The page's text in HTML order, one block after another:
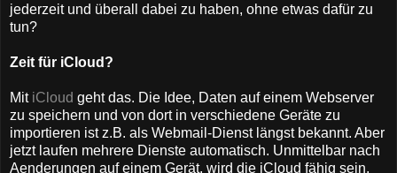
jederzeit und überall dabei zu haben, ohne etwas dafür zu
tun?
Zeit für iCloud?
Mit iCloud geht das. Die Idee, Daten auf einem Webserver
zu speichern und von dort in verschiedene Geräte zu
importieren ist z.B. als Webmail-Dienst längst bekannt. Aber
jetzt laufen mehrere Dienste automatisch. Unmittelbar nach
Aenderungen auf einem Gerät, wird die iCloud fähig sein,